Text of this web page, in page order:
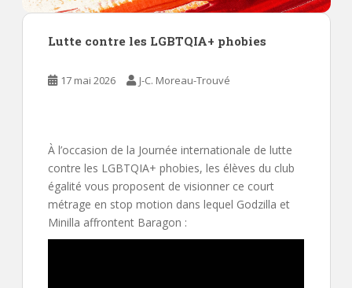
Lutte contre les LGBTQIA+ phobies
17 mai 2026 J-C. Moreau-Trouvé
À l’occasion de la Journée internationale de lutte
contre les LGBTQIA+ phobies, les élèves du club
égalité vous proposent de visionner ce court
métrage en stop motion dans lequel Godzilla et
Minilla affrontent Baragon :